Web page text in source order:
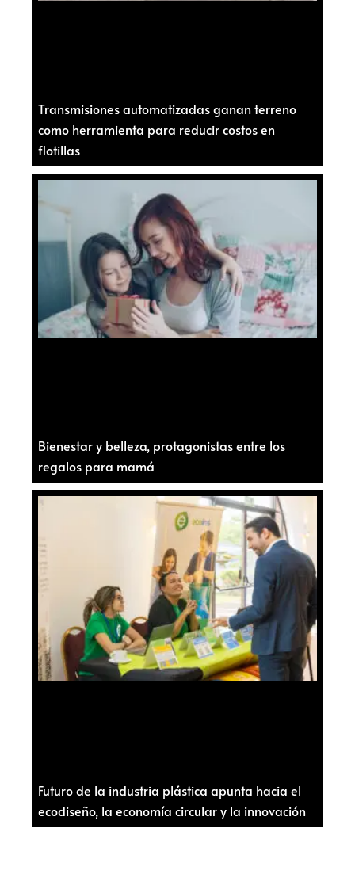
Transmisiones automatizadas ganan terreno
como herramienta para reducir costos en
flotillas
Bienestar y belleza, protagonistas entre los
regalos para mamá
Futuro de la industria plástica apunta hacia el
ecodiseño, la economía circular y la innovación